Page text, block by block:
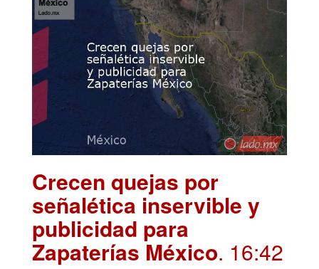
Crecen quejas por
señalética inservible y
publicidad para
Zapaterías México. 16:42